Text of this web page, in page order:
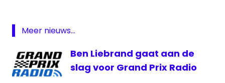
Meer nieuws...
Ben Liebrand gaat aan de
slag voor Grand Prix Radio